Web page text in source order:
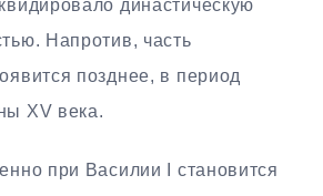
династическую
Напротив, часть
позднее, в период
XV века.
при Василии I становится